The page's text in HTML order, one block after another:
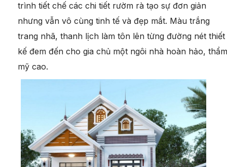
trình tiết chế các chi tiết rườm rà tạo sự đơn giản
nhưng vẫn vô cùng tinh tế và đẹp mắt. Màu trắng
trang nhã, thanh lịch làm tôn lên từng đường nét thiết
kế đem đến cho gia chủ một ngôi nhà hoàn hảo, thẩm
mỹ cao.